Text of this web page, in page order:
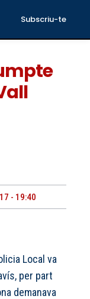
Subscriu-te
- 19:40
Local va
per part
demanava